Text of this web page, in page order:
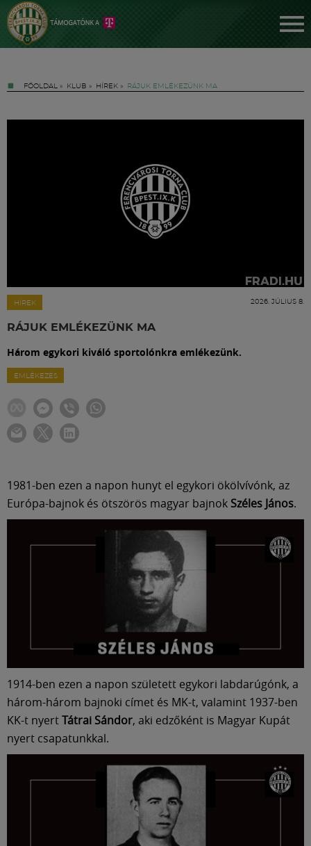
FŐOLDAL » KLUB » HÍREK » RÁJUK EMLÉKEZÜNK MA
HÍREK 2026. JÚLIUS 8.
RÁJUK EMLÉKEZÜNK MA
Három egykori kiváló sportolónkra emlékezünk.
EMLÉKEZÉS
1981-ben ezen a napon hunyt el egykori ökölvívónk, az
Európa-bajnok és ötszörös magyar bajnok Széles János.
1914-ben ezen a napon született egykori labdarúgónk, a
három-három bajnoki címet és MK-t, valamint 1937-ben
KK-t nyertTátrai Sándor, aki edzőként is Magyar Kupát
nyert csapatunkkal.
Labdarúgás
Szakosztályok
Meccscenter
Klub
Szolgáltatások
English